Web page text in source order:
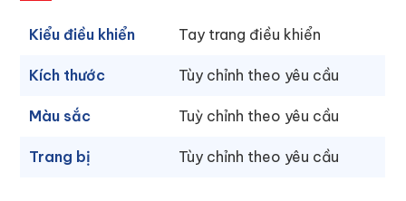
Kiểu điều khiển Tay trang điều khiển
Kích thước Tùy chỉnh theo yêu cầu
Màu sắc Tuỳ chỉnh theo yêu cầu
Trang bị Tùy chỉnh theo yêu cầu